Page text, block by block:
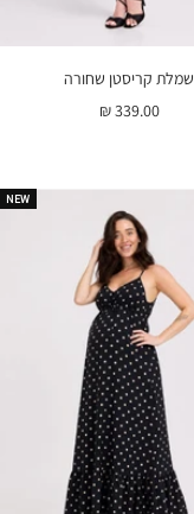
שמלת קריסטן שחורה
מחיר
339.00 ₪
NEW